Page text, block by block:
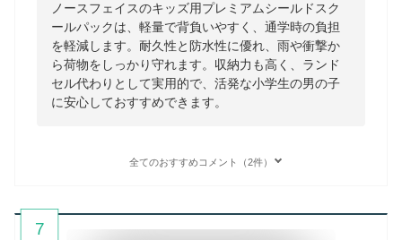
ノースフェイスのキッズ用プレミアムシールドスク
ールパックは、軽量で背負いやすく、通学時の負担
を軽減します。耐久性と防水性に優れ、雨や衝撃か
ら荷物をしっかり守れます。収納力も高く、ランド
セル代わりとして実用的で、活発な小学生の男の子
に安心しておすすめできます。
全てのおすすめコメント（2件）
7